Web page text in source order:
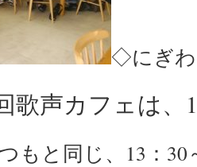
◇にぎ
歌声カフェは、
もと同じ、13：30